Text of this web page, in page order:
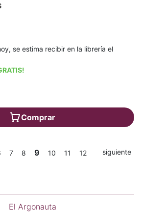
se estima recibir en la librería el
Comprar
7 8 9 10 11
12
siguiente
El Argonauta